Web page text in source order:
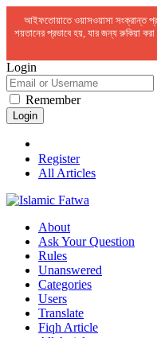
আইফতোয়াতে ওয়াসওয়াসা সংক্রান্ত
শয়তানের প্রভাবে হয়, যার জন্য রুকিয়া
Login
Remember
Register
All Articles
About
Ask Your Question
Rules
Unanswered
Categories
Users
Translate
Fiqh Article